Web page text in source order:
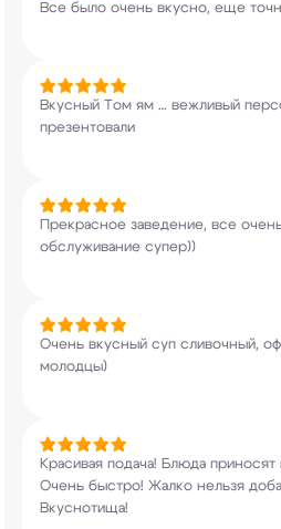
Все было очень вкусно, еще
Вкусный Том ям … вежливый
презентовали
Прекрасное заведение, все
обслуживание супер))
Очень вкусный суп сливочный,
молодцы)
Красивая подача! Блюда
Очень быстро! Жалко нельзя
Вкуснотища!